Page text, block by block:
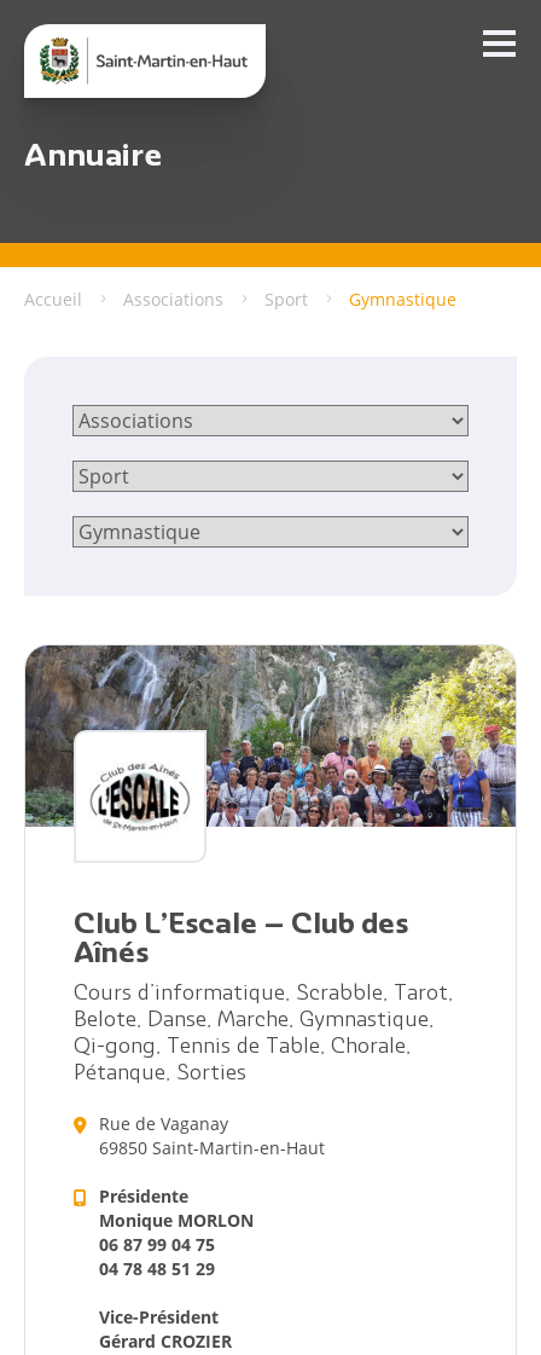
Annuaire
Accueil Associations Sport Gymnastique
Club L’Escale – Club des
Aînés
Cours d’informatique, Scrabble, Tarot,
Belote, Danse, Marche, Gymnastique,
Qi-gong, Tennis de Table, Chorale,
Pétanque, Sorties
Rue de Vaganay
69850 Saint-Martin-en-Haut
Présidente
Monique MORLON
06 87 99 04 75
04 78 48 51 29
Vice-Président
Gérard CROZIER